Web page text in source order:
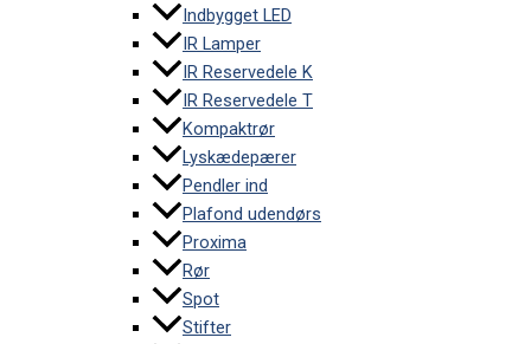
Indbygget LED
IR Lamper
IR Reservedele K
IR Reservedele T
Kompaktrør
Lyskædepærer
Pendler ind
Plafond udendørs
Proxima
Rør
Spot
Stifter